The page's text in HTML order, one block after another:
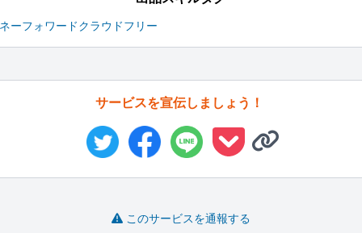
ーフォワードクラウドフリー
サービスを宣伝しましょう！
このサービスを通報する